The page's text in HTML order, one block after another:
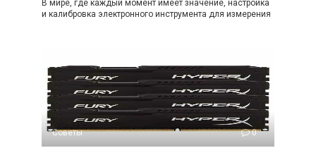
В мире, где каждый момент имеет значение, настройка
и калибровка электронного инструмента для измерения
Советы 0